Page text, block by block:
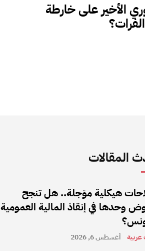
الأخير على خارطة
المقالات
هيكلية مؤجلة.. هل تنجح
وحدها في إنقاذ المالية العمومية
أغسطس 6, 2026